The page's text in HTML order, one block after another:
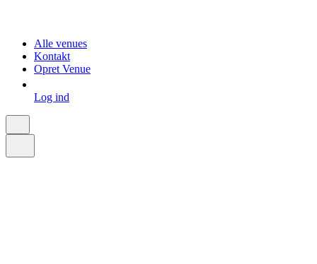
Alle venues
Kontakt
Opret Venue
Log ind